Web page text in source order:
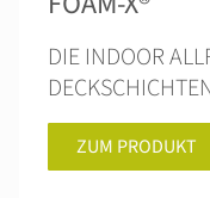
DIE INDOOR
ZUM PRODUKT